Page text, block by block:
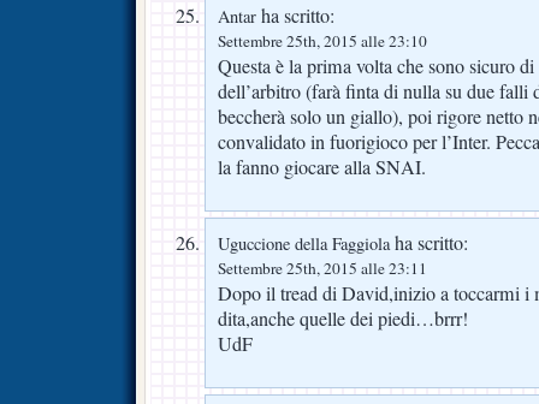
Antar ha scritto:
Settembre 25th, 2015 alle 23:10
Questa è la prima volta che sono sicuro
dell’arbitro (farà finta di nulla su due falli
beccherà solo un giallo), poi rigore netto
convalidato in fuorigioco per l’Inter.
la fanno giocare alla SNAI.
Uguccione della Faggiolaha scritto:
Settembre 25th, 2015 alle 23:11
Dopo il tread di David,inizio a toccarmi i
dita,anche quelle dei piedi…brrr!
UdF